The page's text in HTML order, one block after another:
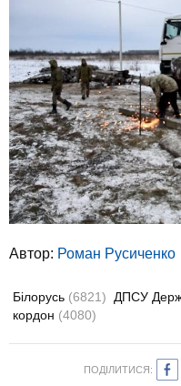
Автор: Роман Русиченко
Білорусь (6821) ДПСУ
кордон (4080)
ПОДІЛИТИСЯ: